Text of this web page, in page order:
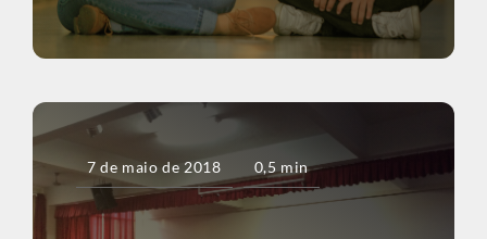
7 de maio de 2018 0,5 min